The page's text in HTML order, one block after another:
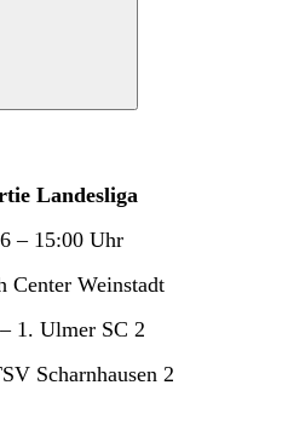
Landesliga
– 15:00 Uhr
Center Weinstadt
1. Ulmer SC 2
Scharnhausen 2